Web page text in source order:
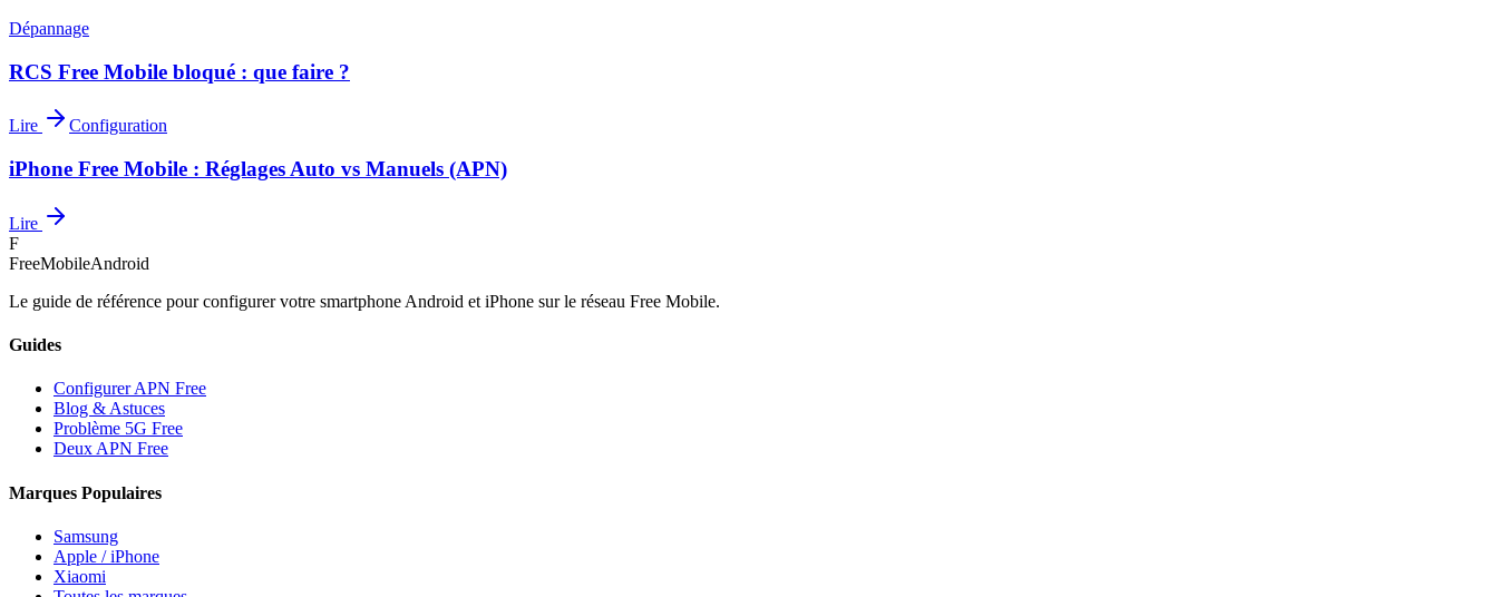
Dépannage
RCS Free Mobile bloqué : que faire ?
Lire Configuration
iPhone Free Mobile : Réglages Auto vs Manuels (APN)
Lire
F
FreeMobileAndroid
Le guide de référence pour configurer votre smartphone Android et iPhone sur le réseau Free Mobile.
Guides
Configurer APN Free
Blog & Astuces
Problème 5G Free
Deux APN Free
Marques Populaires
Samsung
Apple / iPhone
Xiaomi